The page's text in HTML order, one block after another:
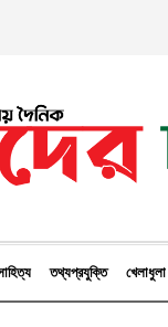
তথ্যপ্রযুক্তি খেলাধুলা